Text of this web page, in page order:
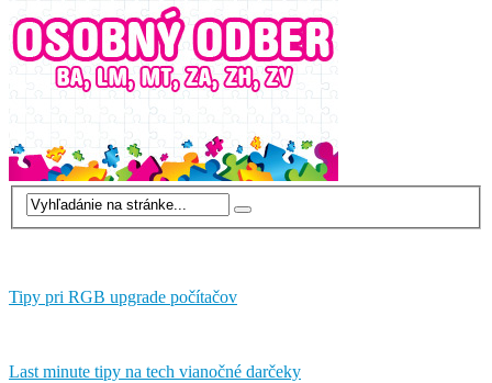
Tipy pri RGB upgrade počítačov
Last minute tipy na tech vianočné darčeky